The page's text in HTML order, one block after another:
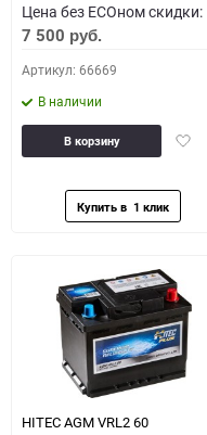
Цена без ECOном скидки:
7 500 руб.
Артикул: 66669
В наличии
В корзину
HITEC AGM VRL2 60